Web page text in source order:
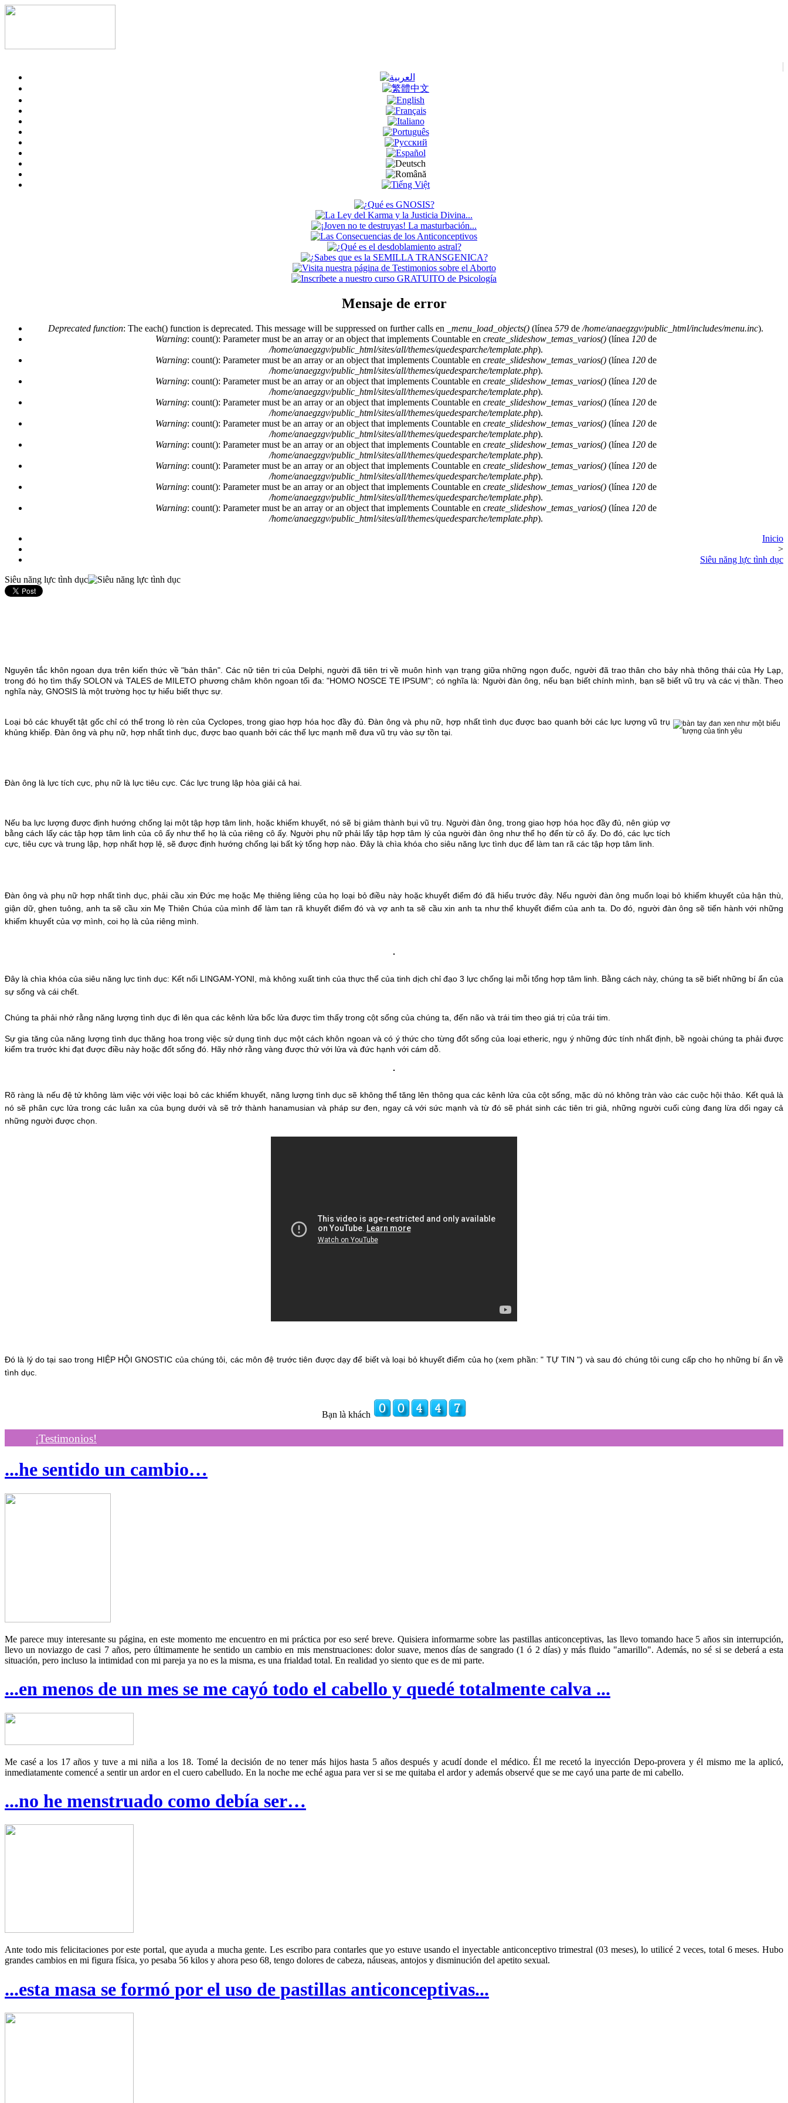
Mensaje de error
Deprecated function: The each() function is deprecated. This message will be suppressed on further calls en _menu_load_objects() (línea 579 de /home/anaegzgv/public_html/includes/menu.inc).
Warning: count(): Parameter must be an array or an object that implements Countable en create_slideshow_temas_varios()(línea 120de
/home/anaegzgv/public_html/sites/all/themes/quedesparche/template.php).
Warning: count(): Parameter must be an array or an object that implements Countable en create_slideshow_temas_varios()(línea 120de
/home/anaegzgv/public_html/sites/all/themes/quedesparche/template.php).
Warning: count(): Parameter must be an array or an object that implements Countable en create_slideshow_temas_varios()(línea 120de
/home/anaegzgv/public_html/sites/all/themes/quedesparche/template.php).
Warning: count(): Parameter must be an array or an object that implements Countable en create_slideshow_temas_varios()(línea 120de
/home/anaegzgv/public_html/sites/all/themes/quedesparche/template.php).
Warning: count(): Parameter must be an array or an object that implements Countable en create_slideshow_temas_varios()(línea 120de
/home/anaegzgv/public_html/sites/all/themes/quedesparche/template.php).
Warning: count(): Parameter must be an array or an object that implements Countable en create_slideshow_temas_varios()(línea 120de
/home/anaegzgv/public_html/sites/all/themes/quedesparche/template.php).
Warning: count(): Parameter must be an array or an object that implements Countable en create_slideshow_temas_varios()(línea 120de
/home/anaegzgv/public_html/sites/all/themes/quedesparche/template.php).
Warning: count(): Parameter must be an array or an object that implements Countable en create_slideshow_temas_varios()(línea 120de
/home/anaegzgv/public_html/sites/all/themes/quedesparche/template.php).
Warning: count(): Parameter must be an array or an object that implements Countable en create_slideshow_temas_varios()(línea 120de
/home/anaegzgv/public_html/sites/all/themes/quedesparche/template.php).
Inicio
>
Siêu năng lực tình dục
Siêu năng lực tình dục
Nguyên tắc khôn ngoan dựa trên kiến ​​thức về "bản thân". Các nữ tiên tri của Delphi, người đã tiên tri về muôn hình vạn trạng giữa những ngọn đuốc, người đã trao thân cho bảy nhà thông thái của Hy Lạp,
trong đó họ tìm thấy SOLON và TALES de MILETO phương châm khôn ngoan tối đa: "HOMO NOSCE TE IPSUM"; có nghĩa là: Người đàn ông, nếu bạn biết chính mình, bạn sẽ biết vũ trụ và các vị thần. Theo
nghĩa này, GNOSIS là một trường học tự hiểu biết thực sự.
Loại bỏ các khuyết tật gốc chỉ có thể trong lò rèn của Cyclopes, trong giao hợp hóa học đầy đủ. Đàn ông và phụ nữ, hợp nhất tình dục được bao quanh bởi các lực lượng vũ trụ
khủng khiếp. Đàn ông và phụ nữ, hợp nhất tình dục, được bao quanh bởi các thế lực mạnh mẽ đưa vũ trụ vào sự tồn tại.
Đàn ông là lực tích cực, phụ nữ là lực tiêu cực. Các lực trung lập hòa giải cả hai.
Nếu ba lực lượng được định hướng chống lại một tập hợp tâm linh, hoặc khiếm khuyết, nó sẽ bị giảm thành bụi vũ trụ. Người đàn ông, trong giao hợp hóa học đầy đủ, nên giúp vợ
bằng cách lấy các tập hợp tâm linh của cô ấy như thể họ là của riêng cô ấy. Người phụ nữ phải lấy tập hợp tâm lý của người đàn ông như thể họ đến từ cô ấy. Do đó, các lực tích
cực, tiêu cực và trung lập, hợp nhất hợp lệ, sẽ được định hướng chống lại bất kỳ tổng hợp nào. Đây là chìa khóa cho siêu năng lực tình dục để làm tan rã các tập hợp tâm linh.
Đàn ông và phụ nữ hợp nhất tình dục, phải cầu xin Đức mẹ hoặc Mẹ thiêng liêng của họ loại bỏ điều này hoặc khuyết điểm đó đã hiểu trước đây. Nếu người đàn ông muốn loại bỏ khiếm khuyết của hận thù,
giận dữ, ghen tuông, anh ta sẽ cầu xin Mẹ Thiên Chúa của mình để làm tan rã khuyết điểm đó và vợ anh ta sẽ cầu xin anh ta như thể khuyết điểm của anh ta. Do đó, người đàn ông sẽ tiến hành với những
khiếm khuyết của vợ mình, coi họ là của riêng mình.
Đây là chìa khóa của siêu năng lực tình dục: Kết nối LINGAM-YONI, mà không xuất tinh của thực thể của tinh dịch chỉ đạo 3 lực chống lại mỗi tổng hợp tâm linh. Bằng cách này, chúng ta sẽ biết những bí ẩn của
sự sống và cái chết.
Chúng ta phải nhớ rằng năng lượng tình dục đi lên qua các kênh lửa bốc lửa được tìm thấy trong cột sống của chúng ta, đến não và trái tim theo giá trị của trái tim.
Sự gia tăng của năng lượng tình dục thăng hoa trong việc sử dụng tình dục một cách khôn ngoan và có ý thức cho từng đốt sống của loại etheric, ngụ ý những đức tính nhất định, bề ngoài chúng ta phải được
kiểm tra trước khi đạt được điều này hoặc đốt sống đó. Hãy nhớ rằng vàng được thử với lửa và đức hạnh với cám dỗ.
Rõ ràng là nếu đệ tử không làm việc với việc loại bỏ các khiếm khuyết, năng lượng tình dục sẽ không thể tăng lên thông qua các kênh lửa của cột sống, mặc dù nó không tràn vào các cuộc hội thảo. Kết quả là
nó sẽ phân cực lửa trong các luân xa của bụng dưới và sẽ trở thành hanamusian và pháp sư đen, ngay cả với sức mạnh và từ đó sẽ phát sinh các tiên tri giả, những người cuối cùng đang lừa dối ngay cả
những người được chọn.
Đó là lý do tại sao trong HIỆP HỘI GNOSTIC của chúng tôi, các môn đệ trước tiên được dạy để biết và loại bỏ khuyết điểm của họ (xem phần: " TỰ TIN ") và sau đó chúng tôi cung cấp cho họ những bí ẩn về
tình dục.
Bạn là khách
¡Testimonios!
...he sentido un cambio…
Me parece muy interesante su página, en este momento me encuentro en mi práctica por eso seré breve. Quisiera informarme sobre las pastillas anticonceptivas, las llevo tomando hace 5 años sin interrupción,
llevo un noviazgo de casi 7 años, pero últimamente he sentido un cambio en mis menstruaciones: dolor suave, menos días de sangrado (1 ó 2 días) y más fluido "amarillo". Además, no sé si se deberá a esta
situación, pero incluso la intimidad con mi pareja ya no es la misma, es una frialdad total. En realidad yo siento que es de mi parte.
...en menos de un mes se me cayó todo el cabello y quedé totalmente calva ...
Me casé a los 17 años y tuve a mi niña a los 18. Tomé la decisión de no tener más hijos hasta 5 años después y acudí donde el médico. Él me recetó la inyección Depo-provera y él mismo me la aplicó,
inmediatamente comencé a sentir un ardor en el cuero cabelludo. En la noche me eché agua para ver si se me quitaba el ardor y además observé que se me cayó una parte de mi cabello.
...no he menstruado como debía ser…
Ante todo mis felicitaciones por este portal, que ayuda a mucha gente. Les escribo para contarles que yo estuve usando el inyectable anticonceptivo trimestral (03 meses), lo utilicé 2 veces, total 6 meses. Hubo
grandes cambios en mi figura física, yo pesaba 56 kilos y ahora peso 68, tengo dolores de cabeza, náuseas, antojos y disminución del apetito sexual.
...esta masa se formó por el uso de pastillas anticonceptivas...